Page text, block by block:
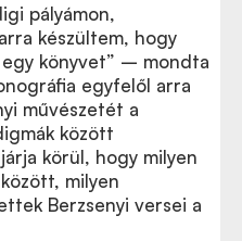
pályámon,
készültem, hogy
könyvet” – mondta
egyfelől arra
művészetét a
között
körül, hogy milyen
milyen
Berzsenyi versei a